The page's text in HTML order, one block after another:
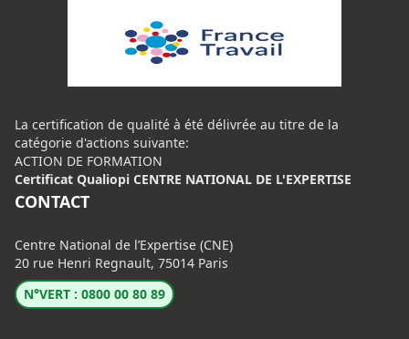
La certification de qualité à été délivrée au titre de la
catégorie d'actions suivante:
ACTION DE FORMATION
Certificat Qualiopi CENTRE NATIONAL DE L'EXPERTISE
CONTACT
Centre National de l’Expertise (CNE)
20 rue Henri Regnault, 75014 Paris
N°VERT : 0800 00 80 89